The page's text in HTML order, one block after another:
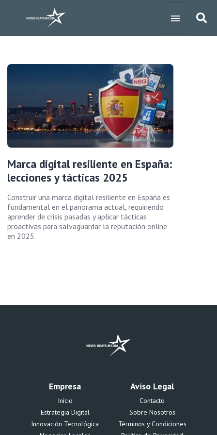
Marca digital resiliente en España:
lecciones y tácticas 2025
Construir una marca digital resiliente en España es
fundamental en el panorama actual, requiriendo
aprender de crisis pasadas y aplicar tácticas
proactivas para salvaguardar la reputación online
en 2025.
Empresa
Início
Estrategia Digital
Innovación Tecnológica
Aviso Legal
Contacto
Sobre Nosotros
Términos y Condiciones